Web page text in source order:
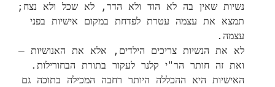
נשיות שאין בה לא הוד ולא הדר, לא שכל ולא נצח;
תמצא את עצמה עטרת לפדחת במקום אישיות בפני
עצמה.
לא את הנשיות צריכים הילדים, אלא את האנושיות –
ואת זה חותר הר"י קלנר לעקור בתורת הבחורילות.
האישיות היא ההכללה היותר רחבה המכילה בתוכה גם